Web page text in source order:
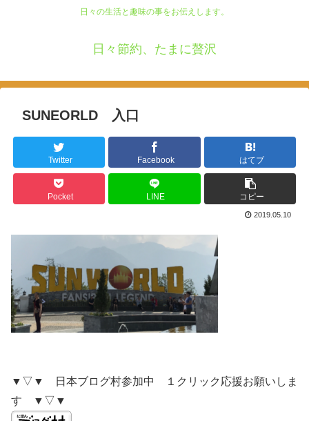
日々の生活と趣味の事をお伝えします。
日々節約、たまに贅沢
SUNEORLD 入口
Twitter Facebook はてブ
Pocket LINE コピー
2019.05.10
▼▽▼ 日本ブログ村参加中 １クリック応援お願いしま
す ▼▽▼